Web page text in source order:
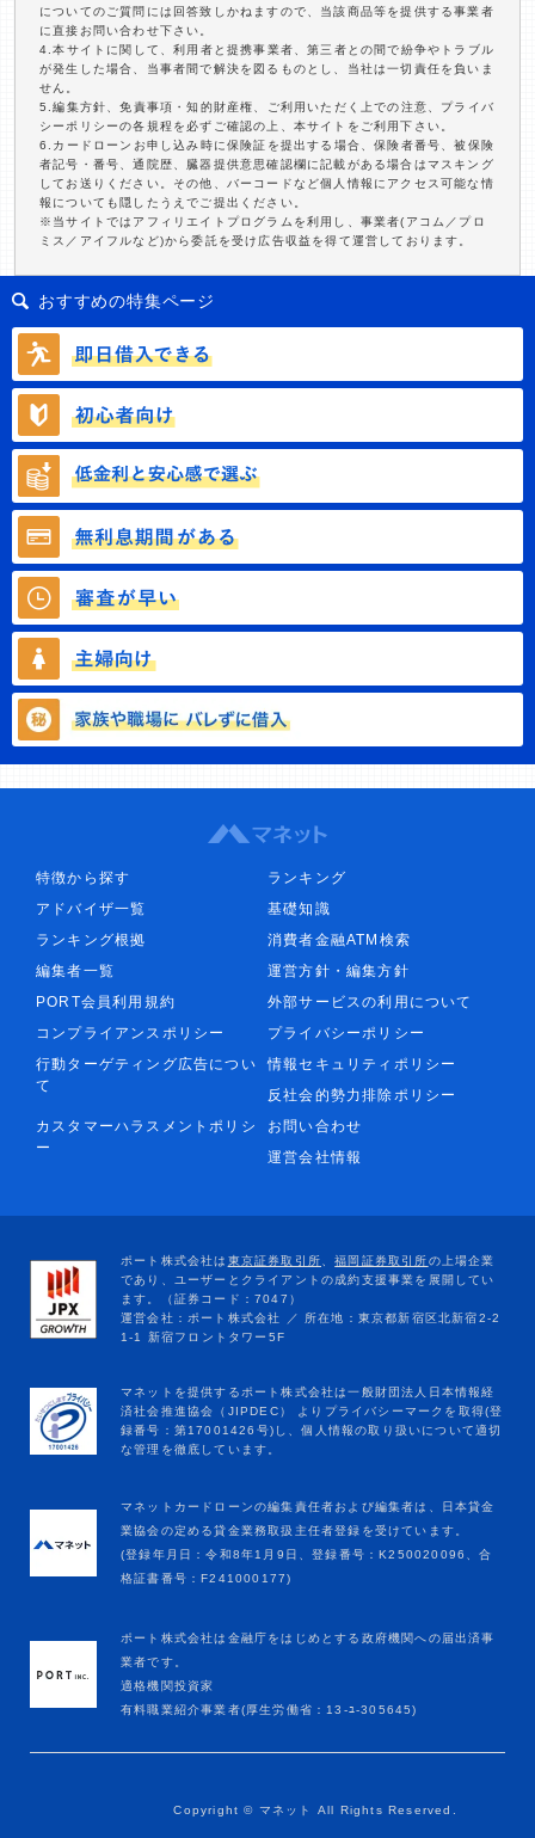
についてのご質問には回答致しかねますので、当該商品等を提供する事業者
に直接お問い合わせ下さい。
4.本サイトに関して、利用者と提携事業者、第三者との間で紛争やトラブル
が発生した場合、当事者間で解決を図るものとし、当社は一切責任を負いま
せん。
5.編集方針、免責事項・知的財産権、ご利用いただく上での注意、プライバ
シーポリシーの各規程を必ずご確認の上、本サイトをご利用下さい。
6.カードローンお申し込み時に保険証を提出する場合、保険者番号、被保険
者記号・番号、通院歴、臓器提供意思確認欄に記載がある場合はマスキング
してお送りください。その他、バーコードなど個人情報にアクセス可能な情
報についても隠したうえでご提出ください。
※当サイトではアフィリエイトプログラムを利用し、事業者(アコム／プロ
ミス／アイフルなど)から委託を受け広告収益を得て運営しております。
おすすめの特集ページ
特徴から探す
ランキング
アドバイザ一覧
基礎知識
ランキング根拠
消費者金融ATM検索
編集者一覧
運営方針・編集方針
PORT会員利用規約
外部サービスの利用について
コンプライアンスポリシー
プライバシーポリシー
行動ターゲティング広告につい
て
情報セキュリティポリシー
反社会的勢力排除ポリシー
カスタマーハラスメントポリシ
ー
お問い合わせ
運営会社情報
マネットカードローンの編集責任者および編集者は、日本貸金
業協会の定める貸金業務取扱主任者登録を受けています。
(登録年月日：令和8年1月9日、登録番号：K250020096、合
格証書番号：F241000177)
ポート株式会社は金融庁をはじめとする政府機関への届出済事
業者です。
適格機関投資家
有料職業紹介事業者(厚生労働省：13-ﾕ-305645)